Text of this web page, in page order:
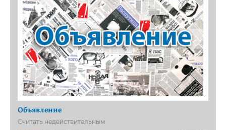
Объявление
Считать недействительным